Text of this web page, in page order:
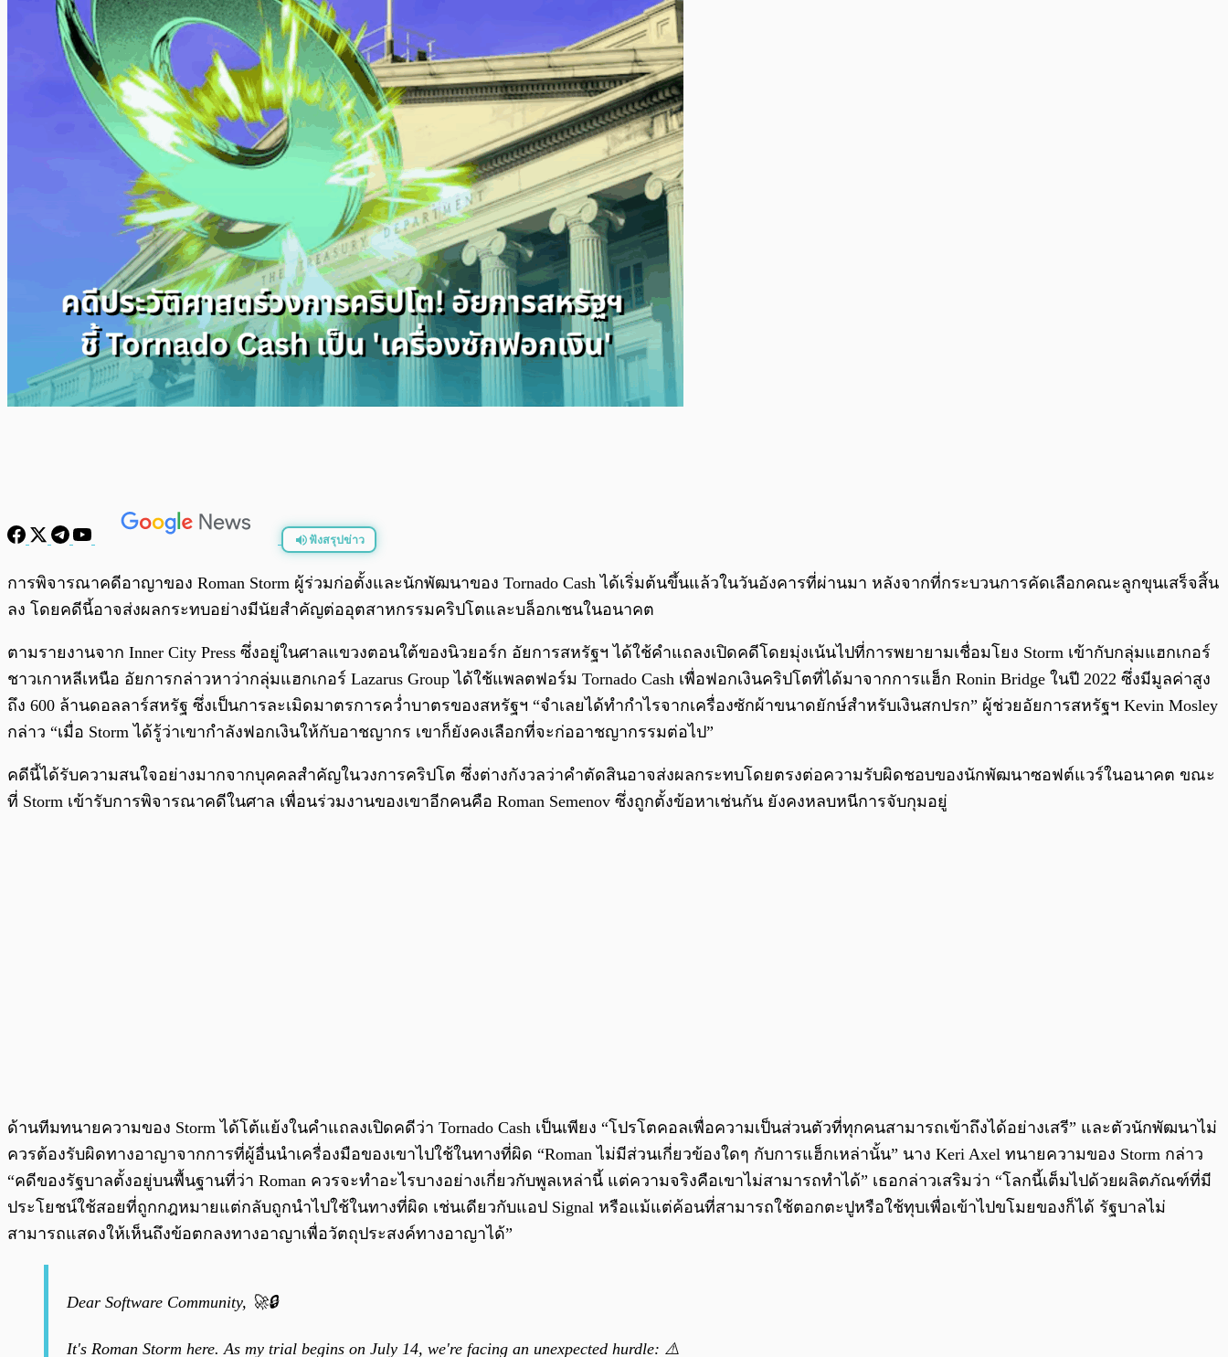
ฟังสรุปข่าว
การพิจารณาคดีอาญาของ Roman Storm ผู้ร่วมก่อตั้งและนักพัฒนาของ Tornado Cash ได้เริ่มต้นขึ้นแล้วในวันอังคารที่ผ่านมา หลังจากที่กระบวนการคัดเลือกคณะลูกขุนเสร็จสิ้น
ลง โดยคดีนี้อาจส่งผลกระทบอย่างมีนัยสำคัญต่ออุตสาหกรรมคริปโตและบล็อกเชนในอนาคต
ตามรายงานจาก Inner City Press ซึ่งอยู่ในศาลแขวงตอนใต้ของนิวยอร์ก อัยการสหรัฐฯ ได้ใช้คำแถลงเปิดคดีโดยมุ่งเน้นไปที่การพยายามเชื่อมโยง Storm เข้ากับกลุ่มแฮกเกอร์
ชาวเกาหลีเหนือ อัยการกล่าวหาว่ากลุ่มแฮกเกอร์ Lazarus Group ได้ใช้แพลตฟอร์ม Tornado Cash เพื่อฟอกเงินคริปโตที่ได้มาจากการแฮ็ก Ronin Bridge ในปี 2022 ซึ่งมีมูลค่าสูง
ถึง 600 ล้านดอลลาร์สหรัฐ ซึ่งเป็นการละเมิดมาตรการคว่ำบาตรของสหรัฐฯ “จำเลยได้ทำกำไรจากเครื่องซักผ้าขนาดยักษ์สำหรับเงินสกปรก” ผู้ช่วยอัยการสหรัฐฯ Kevin Mosley
กล่าว “เมื่อ Storm ได้รู้ว่าเขากำลังฟอกเงินให้กับอาชญากร เขาก็ยังคงเลือกที่จะก่ออาชญากรรมต่อไป”
คดีนี้ได้รับความสนใจอย่างมากจากบุคคลสำคัญในวงการคริปโต ซึ่งต่างกังวลว่าคำตัดสินอาจส่งผลกระทบโดยตรงต่อความรับผิดชอบของนักพัฒนาซอฟต์แวร์ในอนาคต ขณะ
ที่ Storm เข้ารับการพิจารณาคดีในศาล เพื่อนร่วมงานของเขาอีกคนคือ Roman Semenov ซึ่งถูกตั้งข้อหาเช่นกัน ยังคงหลบหนีการจับกุมอยู่
ด้านทีมทนายความของ Storm ได้โต้แย้งในคำแถลงเปิดคดีว่า Tornado Cash เป็นเพียง “โปรโตคอลเพื่อความเป็นส่วนตัวที่ทุกคนสามารถเข้าถึงได้อย่างเสรี” และตัวนักพัฒนาไม่
ควรต้องรับผิดทางอาญาจากการที่ผู้อื่นนำเครื่องมือของเขาไปใช้ในทางที่ผิด “Roman ไม่มีส่วนเกี่ยวข้องใดๆ กับการแฮ็กเหล่านั้น” นาง Keri Axel ทนายความของ Storm กล่าว
“คดีของรัฐบาลตั้งอยู่บนพื้นฐานที่ว่า Roman ควรจะทำอะไรบางอย่างเกี่ยวกับพูลเหล่านี้ แต่ความจริงคือเขาไม่สามารถทำได้” เธอกล่าวเสริมว่า “โลกนี้เต็มไปด้วยผลิตภัณฑ์ที่มี
ประโยชน์ใช้สอยที่ถูกกฎหมายแต่กลับถูกนำไปใช้ในทางที่ผิด เช่นเดียวกับแอป Signal หรือแม้แต่ค้อนที่สามารถใช้ตอกตะปูหรือใช้ทุบเพื่อเข้าไปขโมยของก็ได้ รัฐบาลไม่
สามารถแสดงให้เห็นถึงข้อตกลงทางอาญาเพื่อวัตถุประสงค์ทางอาญาได้”
Dear Software Community, 🚀🔒
It's Roman Storm here. As my trial begins on July 14, we're facing an unexpected hurdle: ⚠️